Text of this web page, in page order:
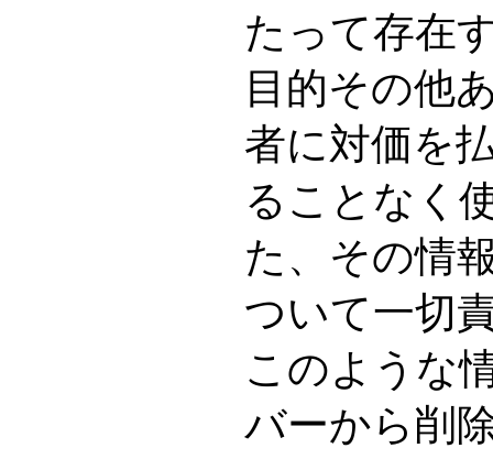
たって存在
目的その他
者に対価を
ることなく
た、その情
ついて一切
このような
バーから削